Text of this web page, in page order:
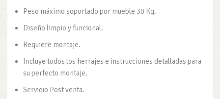
Peso máximo soportado por mueble 30 Kg.
Diseño limpio y funcional.
Requiere montaje.
Incluye todos los herrajes e instrucciones detalladas para
su perfecto montaje.
Servicio Post venta.